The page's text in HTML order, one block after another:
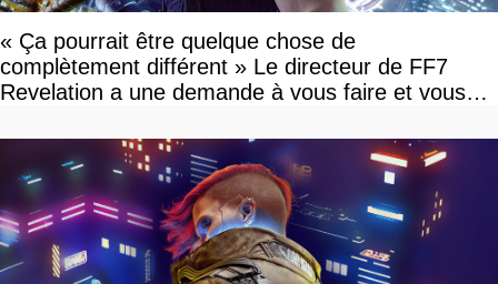
« Ça pourrait être quelque chose de
complètement différent » Le directeur de FF7
Revelation a une demande à vous faire et vous